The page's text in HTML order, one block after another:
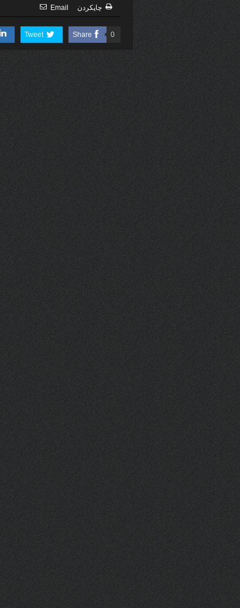
چاپكردن Email
Share 0
Tweet